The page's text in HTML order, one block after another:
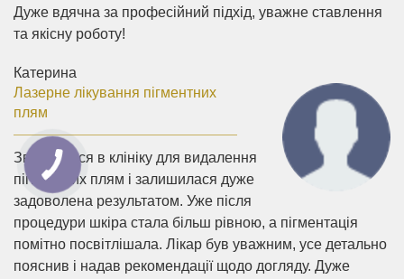
Дуже вдячна за професійний підхід, уважне ставлення
та якісну роботу!
Катерина
Лазерне лікування пігментних
плям
Звернулася в клініку для видалення
пігментних плям і залишилася дуже
задоволена результатом. Уже після
процедури шкіра стала більш рівною, а пігментація
помітно посвітлішала. Лікар був уважним, усе детально
пояснив і надав рекомендації щодо догляду. Дуже